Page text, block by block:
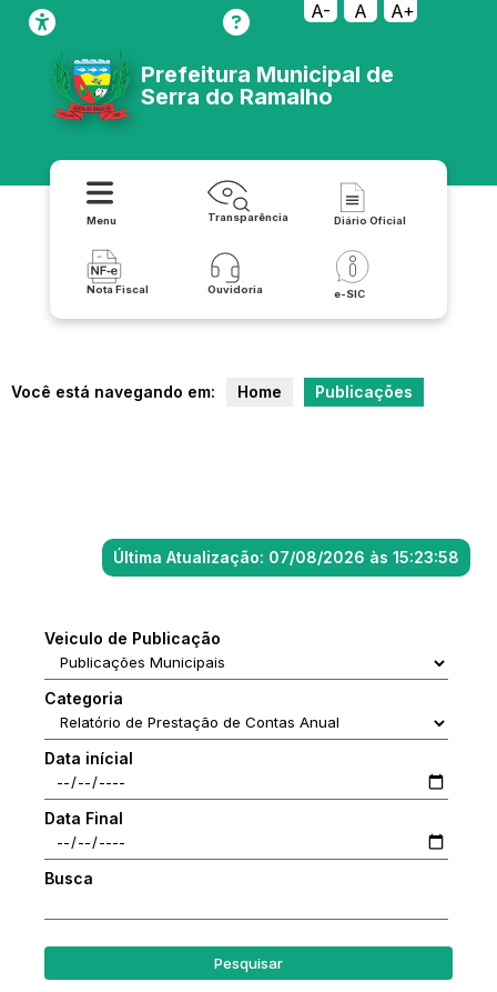
A- A A+
Prefeitura Municipal de
Serra do Ramalho
Menu Transparência Diário Oficial
Nota Fiscal Ouvidoria e-SIC
Você está navegando em: Home Publicações
Última Atualização: 07/08/2026 às 15:23:58
Veiculo de Publicação
Categoria
Data inícial
Data Final
Busca
Pesquisar